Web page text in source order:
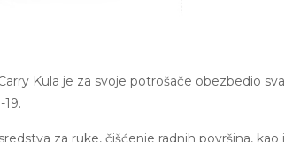
Kula je za svoje potrošače obezbedio sva